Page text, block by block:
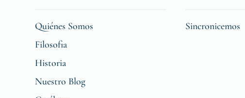
Quiénes Somos
Filosofia
Historia
Nuestro Blog
Sincronicemos